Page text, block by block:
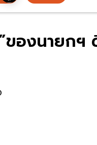
ของนายกฯ